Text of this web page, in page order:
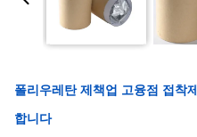
폴리우레탄 제책업 고융점 접착
합니다